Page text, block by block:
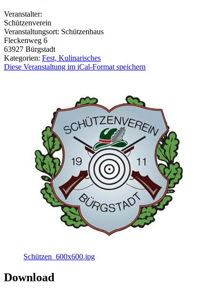
Veranstalter:
Schützenverein
Veranstaltungsort: Schützenhaus
Fleckenweg 6
63927 Bürgstadt
Kategorien: Fest, Kulinarisches
Diese Veranstaltung im iCal-Format speichern
Schützen_600x600.jpg
Download